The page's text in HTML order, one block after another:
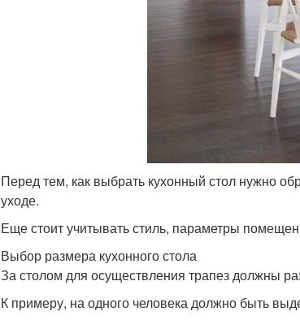
Перед тем, как выбрать кухонный стол нужно
уходе.
Еще стоит учитывать стиль, параметры
Выбор размера кухонного стола
За столом для осуществления трапез должны
К примеру, на одного человека должно быть